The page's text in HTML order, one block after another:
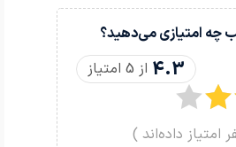
چه امتیازی می‌دهید؟
4.3 از 5 امتیاز
امتیاز داده‌اند )